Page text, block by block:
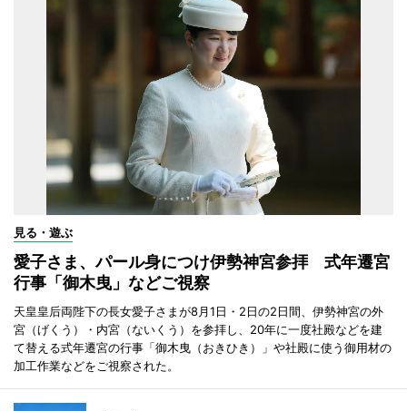
見る・遊ぶ
愛子さま、パール身につけ伊勢神宮参拝 式年遷宮
行事「御木曳」などご視察
天皇皇后両陛下の長女愛子さまが8月1日・2日の2日間、伊勢神宮の外
宮（げくう）・内宮（ないくう）を参拝し、20年に一度社殿などを建
て替える式年遷宮の行事「御木曳（おきひき）」や社殿に使う御用材の
加工作業などをご視察された。